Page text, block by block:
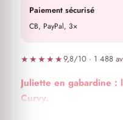
★★★★★9,8/10 · 1 488
Juliette en gabardine :
Curvy.
Paiement sécurisé
CB, PayPal, 3×